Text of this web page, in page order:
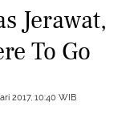
Jerawat,
To Go
2017, 10:40 WIB